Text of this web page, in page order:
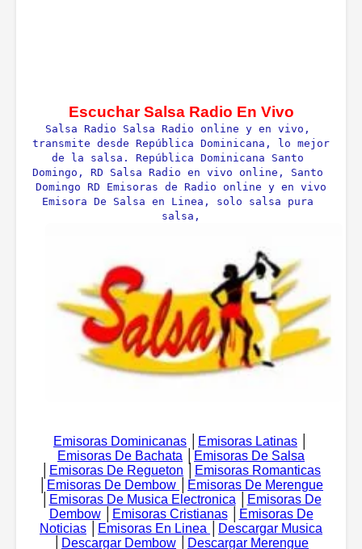
Escuchar Salsa Radio En Vivo
Salsa Radio Salsa Radio online y en vivo,
transmite desde República Dominicana, lo mejor
de la salsa. República Dominicana Santo
Domingo, RD Salsa Radio en vivo online, Santo
Domingo RD Emisoras de Radio online y en vivo
Emisora De Salsa en Linea, solo salsa pura
salsa,
Emisoras Dominicanas Emisoras Latinas
Emisoras De Bachata
Emisoras De Salsa
Emisoras De Regueton
Emisoras Romanticas
Emisoras De Dembow
Emisoras De Merengue
Emisoras De Musica Electronica
Emisoras De
Dembow│ Emisoras Cristianas│
Emisoras De
Noticias
Emisoras En Linea
Descargar Musica
Descargar Dembow Descargar Merengue